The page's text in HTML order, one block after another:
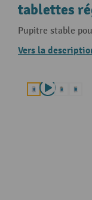
tablettes
Pupitre stable
Vers la